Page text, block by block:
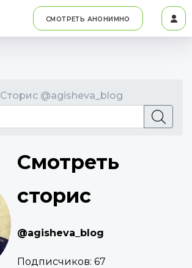
СМОТРЕТЬ АНОНИМНО
Сторис @agisheva_blog
Смотреть
сторис
@agisheva_blog
Подписчиков: 67